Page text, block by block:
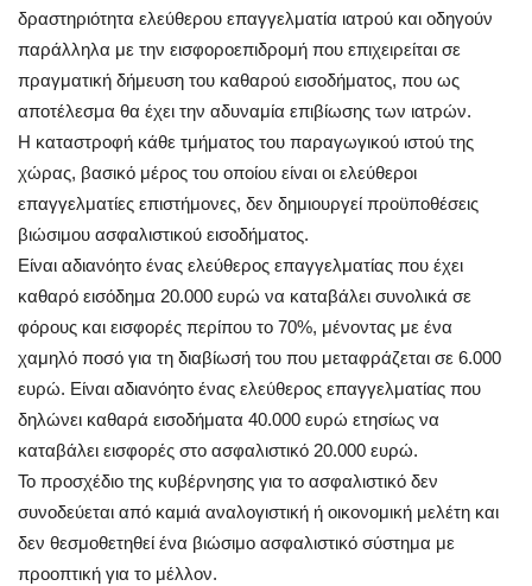
δραστηριότητα ελεύθερου επαγγελματία ιατρού και οδηγούν
παράλληλα με την εισφοροεπιδρομή που επιχειρείται σε
πραγματική δήμευση του καθαρού εισοδήματος, που ως
αποτέλεσμα θα έχει την αδυναμία επιβίωσης των ιατρών.
Η καταστροφή κάθε τμήματος του παραγωγικού ιστού της
χώρας, βασικό μέρος του οποίου είναι οι ελεύθεροι
επαγγελματίες επιστήμονες, δεν δημιουργεί προϋποθέσεις
βιώσιμου ασφαλιστικού εισοδήματος.
Είναι αδιανόητο ένας ελεύθερος επαγγελματίας που έχει
καθαρό εισόδημα 20.000 ευρώ να καταβάλει συνολικά σε
φόρους και εισφορές περίπου το 70%, μένοντας με ένα
χαμηλό ποσό για τη διαβίωσή του που μεταφράζεται σε 6.000
ευρώ. Είναι αδιανόητο ένας ελεύθερος επαγγελματίας που
δηλώνει καθαρά εισοδήματα 40.000 ευρώ ετησίως να
καταβάλει εισφορές στο ασφαλιστικό 20.000 ευρώ.
Το προσχέδιο της κυβέρνησης για το ασφαλιστικό δεν
συνοδεύεται από καμιά αναλογιστική ή οικονομική μελέτη και
δεν θεσμοθετηθεί ένα βιώσιμο ασφαλιστικό σύστημα με
προοπτική για το μέλλον.